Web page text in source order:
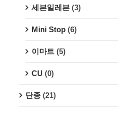
세븐일레븐 (3)
Mini Stop (6)
이마트 (5)
CU (0)
단종 (21)